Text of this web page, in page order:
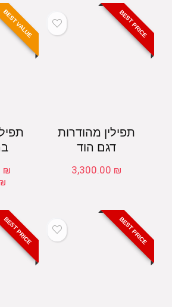
BEST PRICE
תפילין מהודרות
דגם הוד
3,300.00 ₪
BEST VALUE
₪
BEST PRICE
BEST PRICE